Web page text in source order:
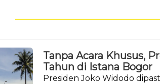
Tanpa Acara Khusus,
Tahun di Istana Bogor
Presiden Joko Widodo